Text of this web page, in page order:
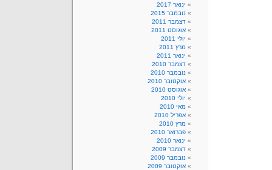
ינואר 2017
נובמבר 2015
דצמבר 2011
אוגוסט 2011
יולי 2011
מרץ 2011
ינואר 2011
דצמבר 2010
נובמבר 2010
אוקטובר 2010
אוגוסט 2010
יולי 2010
מאי 2010
אפריל 2010
מרץ 2010
פברואר 2010
ינואר 2010
דצמבר 2009
נובמבר 2009
אוקטובר 2009